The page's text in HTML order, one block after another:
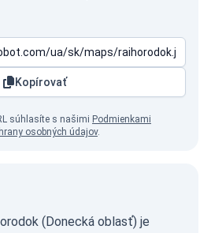
Kopírovať
súhlasíte s našimi Podmienkami
osobných údajov.
(Donecká oblasť) je